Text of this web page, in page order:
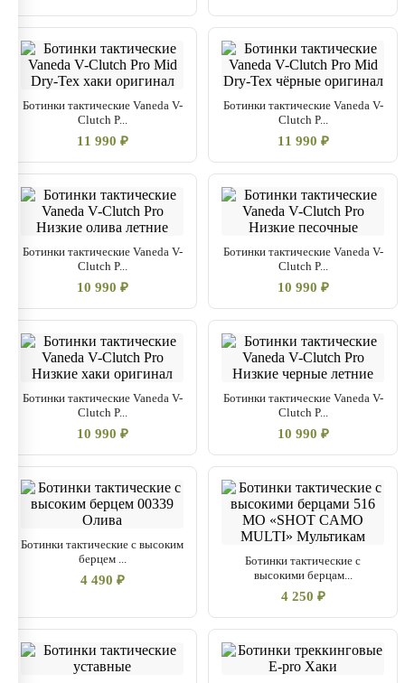
Ботинки тактические Vaneda V-
Clutch P...
11 990 ₽
Ботинки тактические Vaneda V-
Clutch P...
11 990 ₽
Ботинки тактические Vaneda V-
Clutch P...
10 990 ₽
Ботинки тактические Vaneda V-
Clutch P...
10 990 ₽
Ботинки тактические Vaneda V-
Clutch P...
10 990 ₽
Ботинки тактические Vaneda V-
Clutch P...
10 990 ₽
Ботинки тактические с высоким
берцем ...
4 490 ₽
Ботинки тактические с
высокими берцам...
4 250 ₽